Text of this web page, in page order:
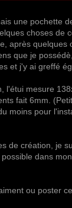
une pochette
choses de
après quelques
que je
et j'y ai greffé
l'étui mesure
fait 6mm.
moins pour
de création, je
dans
ou poster